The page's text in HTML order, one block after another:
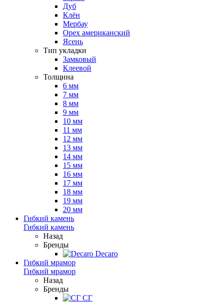
Дуб
Клён
Мербау
Орех американский
Ясень
Тип укладки
Замковый
Клеевой
Толщина
6 мм
7 мм
8 мм
9 мм
10 мм
11 мм
12 мм
13 мм
14 мм
15 мм
16 мм
17 мм
18 мм
19 мм
20 мм
Гибкий камень
Гибкий камень
Назад
Бренды
Decaro
Гибкий мрамор
Гибкий мрамор
Назад
Бренды
СГ